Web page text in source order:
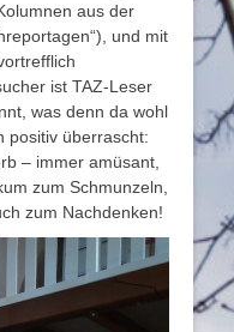
aus der
und mit
ist TAZ-Leser
was denn da wohl
positiv überrascht:
– immer amüsant,
zum Schmunzeln,
zum Nachdenken!